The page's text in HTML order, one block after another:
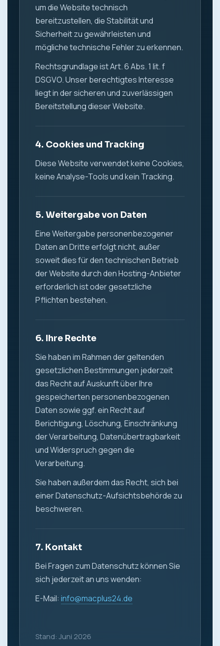
um die Website technisch
bereitzustellen, die Stabilität und
Sicherheit zu gewährleisten und
mögliche technische Fehler zu erkennen.
Rechtsgrundlage ist Art. 6 Abs. 1 lit. f
DSGVO. Unser berechtigtes Interesse
liegt in der sicheren und zuverlässigen
Bereitstellung dieser Website.
4. Cookies und Tracking
Diese Website verwendet keine Cookies,
keine Analyse-Tools und kein Tracking.
5. Weitergabe von Daten
Eine Weitergabe personenbezogener
Daten an Dritte erfolgt nicht, außer
soweit dies für den technischen Betrieb
der Website durch den Hosting-Anbieter
erforderlich ist oder gesetzliche
Pflichten bestehen.
6. Ihre Rechte
Sie haben im Rahmen der geltenden
gesetzlichen Bestimmungen jederzeit
das Recht auf Auskunft über Ihre
gespeicherten personenbezogenen
Daten sowie ggf. ein Recht auf
Berichtigung, Löschung, Einschränkung
der Verarbeitung, Datenübertragbarkeit
und Widerspruch gegen die
Verarbeitung.
Sie haben außerdem das Recht, sich bei
einer Datenschutz-Aufsichtsbehörde zu
beschweren.
7. Kontakt
Bei Fragen zum Datenschutz können Sie
sich jederzeit an uns wenden:
E-Mail: info@macplus24.de
Stand: Juni 2026